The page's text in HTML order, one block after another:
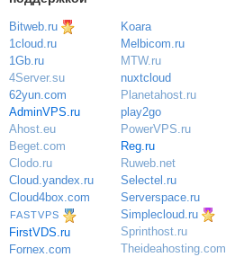
Bitweb.ru
1cloud.ru
1Gb.ru
4Server.su
62yun.com
AdminVPS.ru
Ahost.eu
Beget.com
Clodo.ru
Cloud.yandex.ru
Cloud4box.com
FASTVPS
FirstVDS.ru
Fornex.com
Koara
Melbicom.ru
MTW.ru
nuxtcloud
Planetahost.ru
play2go
PowerVPS.ru
Reg.ru
Ruweb.net
Selectel.ru
Serverspace.ru
Simplecloud.ru
Sprinthost.ru
Theideahosting.com